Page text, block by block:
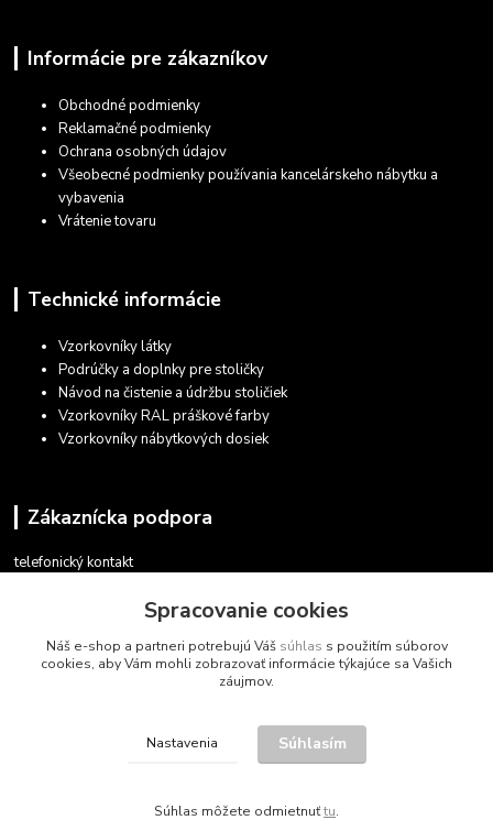
Informácie pre zákazníkov
Obchodné podmienky
Reklamačné podmienky
Ochrana osobných údajov
Všeobecné podmienky používania kancelárskeho nábytku a
vybavenia
Vrátenie tovaru
Technické informácie
Vzorkovníky látky
Podrúčky a doplnky pre stoličky
Návod na čistenie a údržbu stoličiek
Vzorkovníky RAL práškové farby
Vzorkovníky nábytkových dosiek
Zákaznícka podpora
telefonický kontakt
v pracovných dňoch 08.30 - 16.00
obchod@marketsk.sk
© 2013 - 2026
Spracovanie cookies
Náš e-shop a partneri potrebujú Váš súhlas s použitím súborov
cookies, aby Vám mohli zobrazovať informácie týkajúce sa Vašich
záujmov.
Nastavenia Súhlasím
Súhlas môžete odmietnuťtu.